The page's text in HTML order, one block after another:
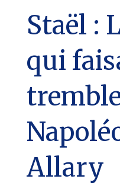
Staël :
qui
Allary